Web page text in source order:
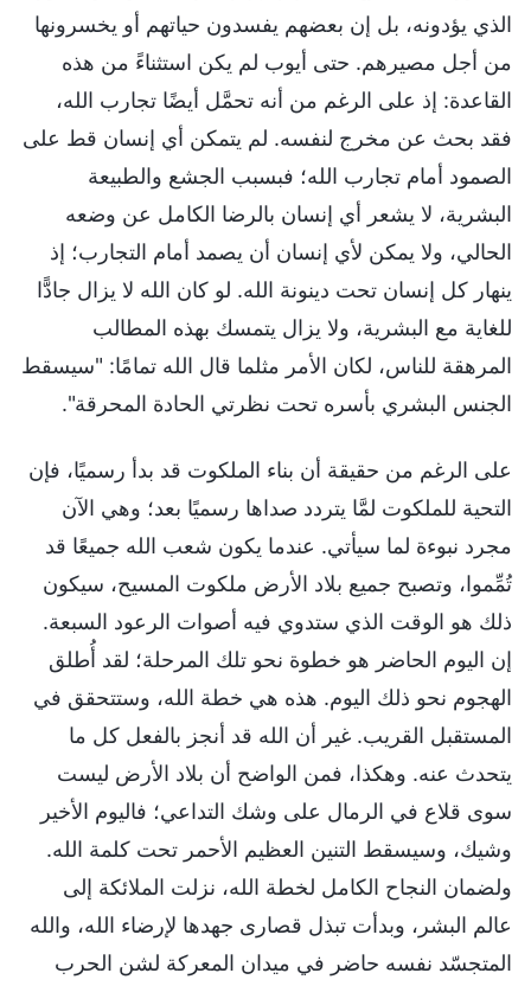
الذي يؤدونه، بل إن بعضهم يفسدون حياتهم أو يخسرونها
من أجل مصيرهم. حتى أيوب لم يكن استثناءً من هذه
القاعدة: إذ على الرغم من أنه تحمَّل أيضًا تجارب الله،
فقد بحث عن مخرج لنفسه. لم يتمكن أي إنسان قط على
الصمود أمام تجارب الله؛ فبسبب الجشع والطبيعة
البشرية، لا يشعر أي إنسان بالرضا الكامل عن وضعه
الحالي، ولا يمكن لأي إنسان أن يصمد أمام التجارب؛ إذ
ينهار كل إنسان تحت دينونة الله. لو كان الله لا يزال جادًّا
للغاية مع البشرية، ولا يزال يتمسك بهذه المطالب
المرهقة للناس، لكان الأمر مثلما قال الله تمامًا: "سيسقط
الجنس البشري بأسره تحت نظرتي الحادة المحرقة".
على الرغم من حقيقة أن بناء الملكوت قد بدأ رسميًا، فإن
التحية للملكوت لمَّا يتردد صداها رسميًا بعد؛ وهي الآن
مجرد نبوءة لما سيأتي. عندما يكون شعب الله جميعًا قد
تُمِّموا، وتصبح جميع بلاد الأرض ملكوت المسيح، سيكون
ذلك هو الوقت الذي ستدوي فيه أصوات الرعود السبعة.
إن اليوم الحاضر هو خطوة نحو تلك المرحلة؛ لقد أُطلق
الهجوم نحو ذلك اليوم. هذه هي خطة الله، وستتحقق في
المستقبل القريب. غير أن الله قد أنجز بالفعل كل ما
يتحدث عنه. وهكذا، فمن الواضح أن بلاد الأرض ليست
سوى قلاع في الرمال على وشك التداعي؛ فاليوم الأخير
وشيك، وسيسقط التنين العظيم الأحمر تحت كلمة الله.
ولضمان النجاح الكامل لخطة الله، نزلت الملائكة إلى
عالم البشر، وبدأت تبذل قصارى جهدها لإرضاء الله، والله
المتجسّد نفسه حاضر في ميدان المعركة لشن الحرب